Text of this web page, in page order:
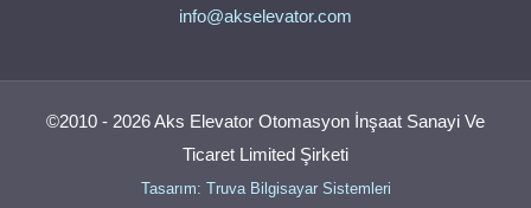
info@akselevator.com
©2010 - 2026 Aks Elevator Otomasyon İnşaat Sanayi Ve
Ticaret Limited Şirketi
Tasarım: Truva Bilgisayar Sistemleri